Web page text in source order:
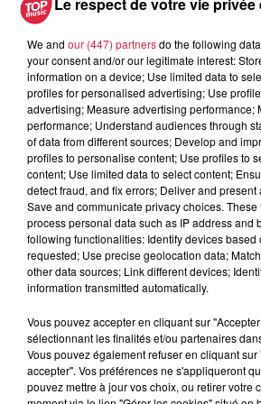
À découvrir également
We and our (447) partnersdo the following
your consent and/or our legitimate interest:
information on a device; Use limited data to
profiles for personalised advertising; Use
advertising; Measure advertising performance;
performance; Understand audiences through
of data from different sources; Develop and
profiles to personalise content; Use profiles to
content; Use limited data to select content;
detect fraud, and fix errors; Deliver and
Save and communicate privacy choices.
process personal data such as IP address and
following functionalities: Identify devices
requested; Use precise geolocation data;
other data sources; Link different devices;
information transmitted automatically.
Vous pouvez accepter en cliquant sur
sélectionnant les finalités et/ou partenaires
Vous pouvez également refuser en cliquant
accepter". Vos préférences ne s'appliqueront
pouvez mettre à jour vos choix, ou retirer votre